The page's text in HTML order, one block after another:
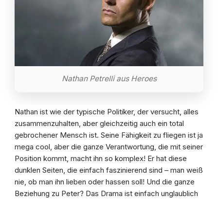
Nathan Petrelli aus Heroes
Nathan ist wie der typische Politiker, der versucht, alles
zusammenzuhalten, aber gleichzeitig auch ein total
gebrochener Mensch ist. Seine Fähigkeit zu fliegen ist ja
mega cool, aber die ganze Verantwortung, die mit seiner
Position kommt, macht ihn so komplex! Er hat diese
dunklen Seiten, die einfach faszinierend sind – man weiß
nie, ob man ihn lieben oder hassen soll! Und die ganze
Beziehung zu Peter? Das Drama ist einfach unglaublich